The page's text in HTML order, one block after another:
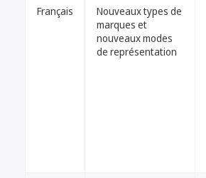
Français
Nouveaux types de
marques et
nouveaux modes
de représentation